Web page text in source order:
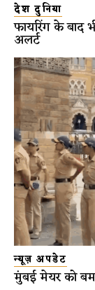
देश दुनिया
फायरिंग के बाद
अलर्ट
न्यूज़ अपडेट
मुंबई मेयर को